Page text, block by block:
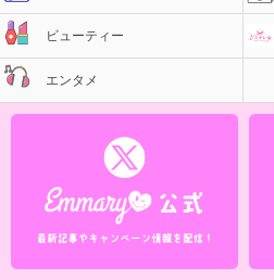
ビューティー
エンタメ